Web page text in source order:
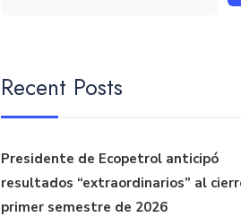
Recent Posts
Presidente de Ecopetrol anticipó
resultados “extraordinarios” al
primer semestre de 2026